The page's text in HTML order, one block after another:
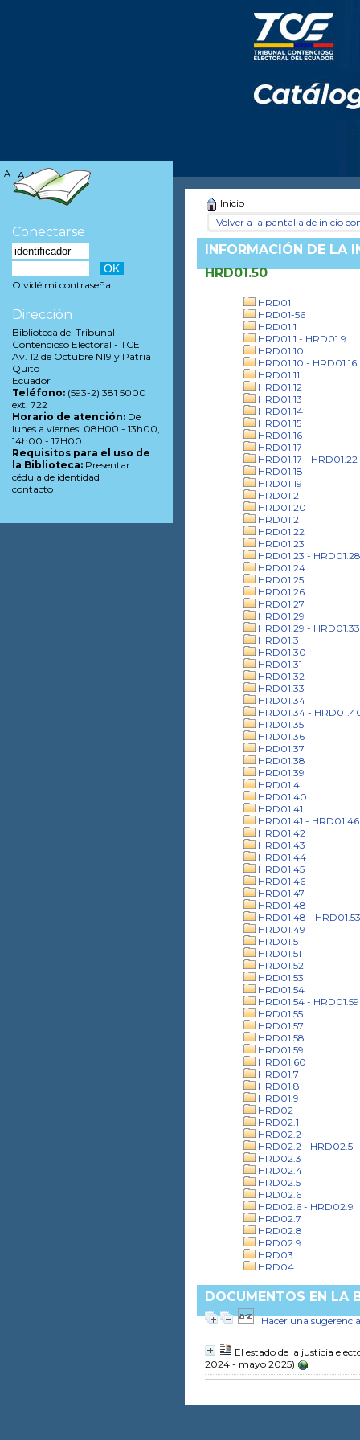
Inicio
Volver a la pantalla de inicio
INFORMACIÓN DE LA
HRD01.50
HRD01
HRD01-56
HRD01.1
HRD01.1 - HRD01.9
HRD01.10
HRD01.10 - HRD01.16
HRD01.11
HRD01.12
HRD01.13
HRD01.14
HRD01.15
HRD01.16
HRD01.17
HRD01.17 - HRD01.22
HRD01.18
HRD01.19
HRD01.2
HRD01.20
HRD01.21
HRD01.22
HRD01.23
HRD01.23 - HRD01.28
HRD01.24
HRD01.25
HRD01.26
HRD01.27
HRD01.29
HRD01.29 - HRD01.33
HRD01.3
HRD01.30
HRD01.31
HRD01.32
HRD01.33
HRD01.34
HRD01.34 -
HRD01.35
HRD01.36
HRD01.37
HRD01.38
HRD01.39
HRD01.4
HRD01.40
HRD01.41
HRD01.41 - HRD01.46
HRD01.42
HRD01.43
HRD01.44
HRD01.45
HRD01.46
HRD01.47
HRD01.48
HRD01.48 - HRD01.53
HRD01.49
HRD01.5
HRD01.51
HRD01.52
HRD01.53
HRD01.54
HRD01.54 - HRD01.59
HRD01.55
HRD01.57
HRD01.58
HRD01.59
HRD01.60
HRD01.7
HRD01.8
HRD01.9
HRD02
HRD02.1
HRD02.2
HRD02.2 - HRD02.5
HRD02.3
HRD02.4
HRD02.5
HRD02.6
HRD02.6 - HRD02.9
HRD02.7
HRD02.8
HRD02.9
HRD03
HRD04
DOCUMENTOS EN LA
Hacer una sugerencia
El estado de la justicia
2024 - mayo 2025)
A- A A+
Conectarse
Olvidé mi contraseña
Dirección
Biblioteca del Tribunal
Contencioso Electoral - TCE
Av. 12 de Octubre N19 y Patria
Quito
Ecuador
Teléfono: (593-2) 381 5000
ext. 722
Horario de atención: De
lunes a viernes: 08H00 - 13h00,
14h00 - 17H00
Requisitos para el uso de
la Biblioteca: Presentar
cédula de identidad
contacto